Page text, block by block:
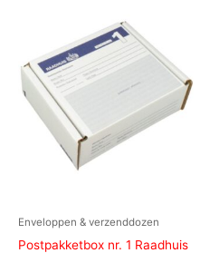
Enveloppen & verzenddozen
Postpakketbox nr. 1 Raadhuis